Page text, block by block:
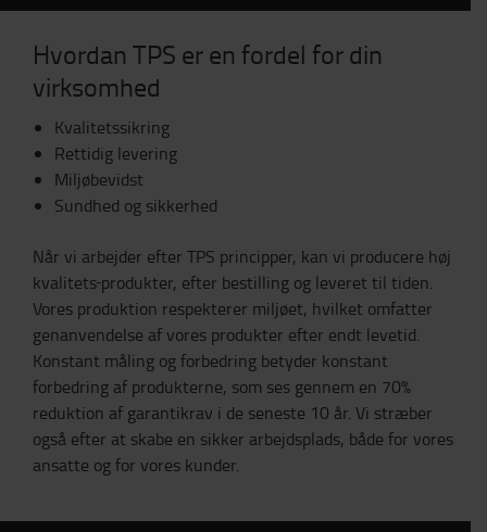
Hvordan TPS er en fordel for din
virksomhed
Kvalitetssikring
Rettidig levering
Miljøbevidst
Sundhed og sikkerhed
Når vi arbejder efter TPS principper, kan vi producere høj
kvalitets produkter, efter bestilling og leveret til tiden.
Vores produktion respekterer miljøet, hvilket omfatter
genanvendelse af vores produkter efter endt levetid.
Konstant måling og forbedring betyder konstant
forbedring af produkterne, som ses gennem en 70%
reduktion af garantikrav i de seneste 10 år. Vi stræber
også efter at skabe en sikker arbejdsplads, både for vores
ansatte og for vores kunder.